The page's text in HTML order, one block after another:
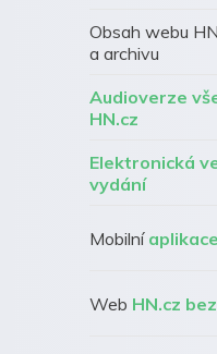
Obsah webu
a archivu
Audioverze
HN.cz
Elektronická
vydání
Mobilní
Web HN.cz